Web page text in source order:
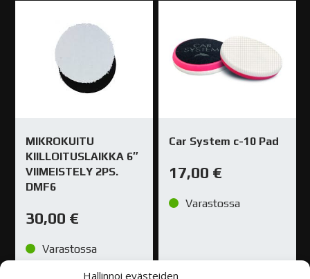
Hallinnoi evästeiden
MIKROKUITU
KIILLOITUSLAIKKA 6″
VIIMEISTELY 2PS.
DMF6
30,00 €
Varastossa
Car System c-10 Pad
17,00 €
Varastossa